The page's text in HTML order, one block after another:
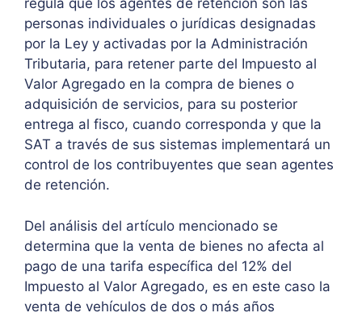
regula que los agentes de retención son las
personas individuales o jurídicas designadas
por la Ley y activadas por la Administración
Tributaria, para retener parte del Impuesto al
Valor Agregado en la compra de bienes o
adquisición de servicios, para su posterior
entrega al fisco, cuando corresponda y que la
SAT a través de sus sistemas implementará un
control de los contribuyentes que sean agentes
de retención.
Del análisis del artículo mencionado se
determina que la venta de bienes no afecta al
pago de una tarifa específica del 12% del
Impuesto al Valor Agregado, es en este caso la
venta de vehículos de dos o más años